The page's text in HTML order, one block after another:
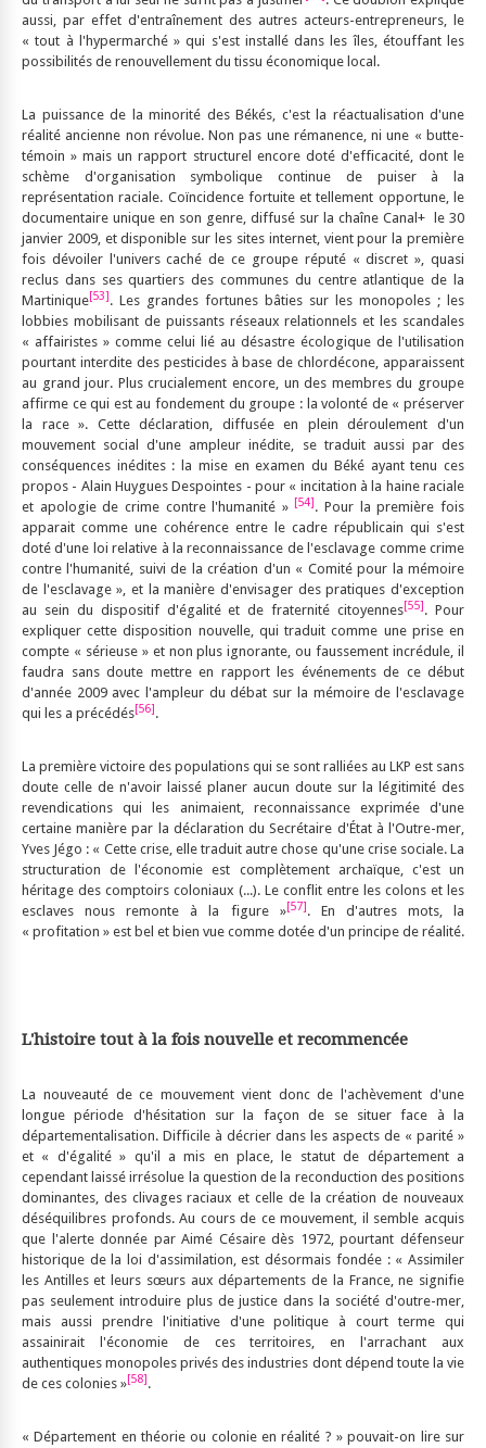
aussi, par effet d'entraînement des autres acteurs-entrepreneurs, le
« tout à l'hypermarché » qui s'est installé dans les îles, étouffant les
possibilités de renouvellement du tissu économique local.
La puissance de la minorité des Békés, c'est la réactualisation d'une
réalité ancienne non révolue. Non pas une rémanence, ni une « butte-
témoin » mais un rapport structurel encore doté d'efficacité, dont le
schème d'organisation symbolique continue de puiser à la
représentation raciale. Coïncidence fortuite et tellement opportune, le
documentaire unique en son genre, diffusé sur la chaîne Canal+ le 30
janvier 2009, et disponible sur les sites internet, vient pour la première
fois dévoiler l'univers caché de ce groupe réputé « discret », quasi
reclus dans ses quartiers des communes du centre atlantique de la
Martinique[53]. Les grandes fortunes bâties sur les monopoles ; les
lobbies mobilisant de puissants réseaux relationnels et les scandales
« affairistes » comme celui lié au désastre écologique de l'utilisation
pourtant interdite des pesticides à base de chlordécone, apparaissent
au grand jour. Plus crucialement encore, un des membres du groupe
affirme ce qui est au fondement du groupe : la volonté de « préserver
la race ». Cette déclaration, diffusée en plein déroulement d'un
mouvement social d'une ampleur inédite, se traduit aussi par des
conséquences inédites : la mise en examen du Béké ayant tenu ces
propos - Alain Huygues Despointes - pour « incitation à la haine raciale
et apologie de crime contre l'humanité » [54]. Pour la première fois
apparait comme une cohérence entre le cadre républicain qui s'est
doté d'une loi relative à la reconnaissance de l'esclavage comme crime
contre l'humanité, suivi de la création d'un « Comité pour la mémoire
de l'esclavage », et la manière d'envisager des pratiques d'exception
au sein du dispositif d'égalité et de fraternité citoyennes[55]. Pour
expliquer cette disposition nouvelle, qui traduit comme une prise en
compte « sérieuse » et non plus ignorante, ou faussement incrédule, il
faudra sans doute mettre en rapport les événements de ce début
d'année 2009 avec l'ampleur du débat sur la mémoire de l'esclavage
qui les a précédés[56].
La première victoire des populations qui se sont ralliées au LKP est sans
doute celle de n'avoir laissé planer aucun doute sur la légitimité des
revendications qui les animaient, reconnaissance exprimée d'une
certaine manière par la déclaration du Secrétaire d'État à l'Outre-mer,
Yves Jégo : « Cette crise, elle traduit autre chose qu'une crise sociale. La
structuration de l'économie est complètement archaïque, c'est un
héritage des comptoirs coloniaux (...). Le conflit entre les colons et les
esclaves nous remonte à la figure »[57]. En d'autres mots, la
« profitation » est bel et bien vue comme dotée d'un principe de réalité.
L'histoire tout à la fois nouvelle et recommencée
La nouveauté de ce mouvement vient donc de l'achèvement d'une
longue période d'hésitation sur la façon de se situer face à la
départementalisation. Difficile à décrier dans les aspects de « parité »
et « d'égalité » qu'il a mis en place, le statut de département a
cependant laissé irrésolue la question de la reconduction des positions
dominantes, des clivages raciaux et celle de la création de nouveaux
déséquilibres profonds. Au cours de ce mouvement, il semble acquis
que l'alerte donnée par Aimé Césaire dès 1972, pourtant défenseur
historique de la loi d'assimilation, est désormais fondée : « Assimiler
les Antilles et leurs sœurs aux départements de la France, ne signifie
pas seulement introduire plus de justice dans la société d'outre-mer,
mais aussi prendre l'initiative d'une politique à court terme qui
assainirait l'économie de ces territoires, en l'arrachant aux
authentiques monopoles privés des industries dont dépend toute la vie
de ces colonies »[58].
« Département en théorie ou colonie en réalité ? » pouvait-on lire sur